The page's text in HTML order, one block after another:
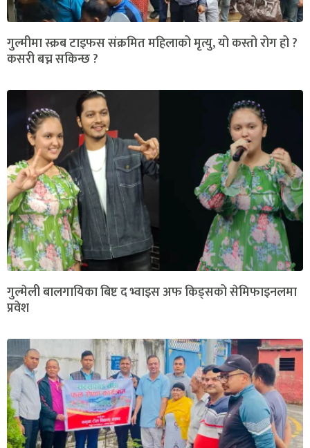
गुल्मीमा स्क्रब टाइफस संक्रमित महिलाको मृत्यु, यो कस्तो रोग हो ?
कसरी बच्न सकिन्छ ?
गुल्मेली बालगायिका बिष्ट द भ्वाइस अफ किड्सको सेमिफाइनलमा
प्रवेश